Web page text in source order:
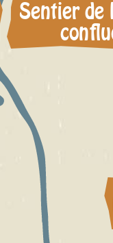
Sentier de